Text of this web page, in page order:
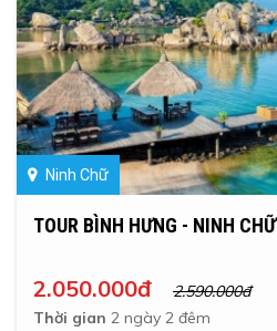
Ninh Chữ
TOUR BÌNH HƯNG - NINH CHỮ
2.050.000đ
2.590.000đ
Thời gian 2 ngày 2 đêm